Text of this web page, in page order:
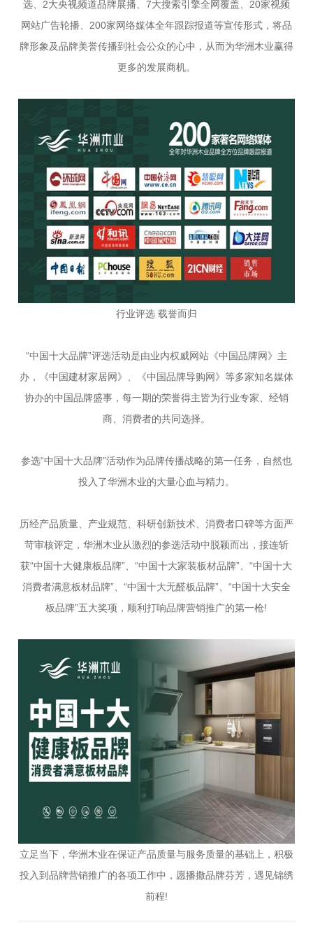
选、2大央视频道品牌展播、7大搜索引擎全网覆盖、20家视频
网站广告轮播、200家网络媒体全年跟踪报道等宣传形式，将品
牌形象及品牌美誉传播到社会公众的心中，从而为华洲木业赢得
更多的发展商机。
行业评选 载誉而归
“中国十大品牌”评选活动是由业内权威网站《中国品牌网》主
办，《中国建材家居网》、《中国品牌导购网》等多家知名媒体
协办的中国品牌盛事，每一期的荣誉得主皆为行业专家、经销
商、消费者的共同选择。
参选“中国十大品牌”活动作为品牌传播战略的第一任务，自然也
投入了华洲木业的大量心血与精力。
历经产品质量、产业规范、科研创新技术、消费者口碑等方面严
苛审核评定，华洲木业从激烈的参选活动中脱颖而出，接连斩
获“中国十大健康板品牌”、“中国十大家装板材品牌”、“中国十大
消费者满意板材品牌”、“中国十大无醛板品牌”、“中国十大安全
板品牌”五大奖项，顺利打响品牌营销推广的第一枪!
立足当下，华洲木业在保证产品质量与服务质量的基础上，积极
投入到品牌营销推广的各项工作中，愿播撒品牌芬芳，遇见锦绣
前程!